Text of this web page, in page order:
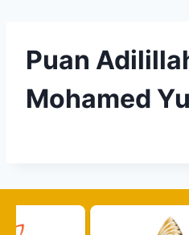
Puan
Mohamed